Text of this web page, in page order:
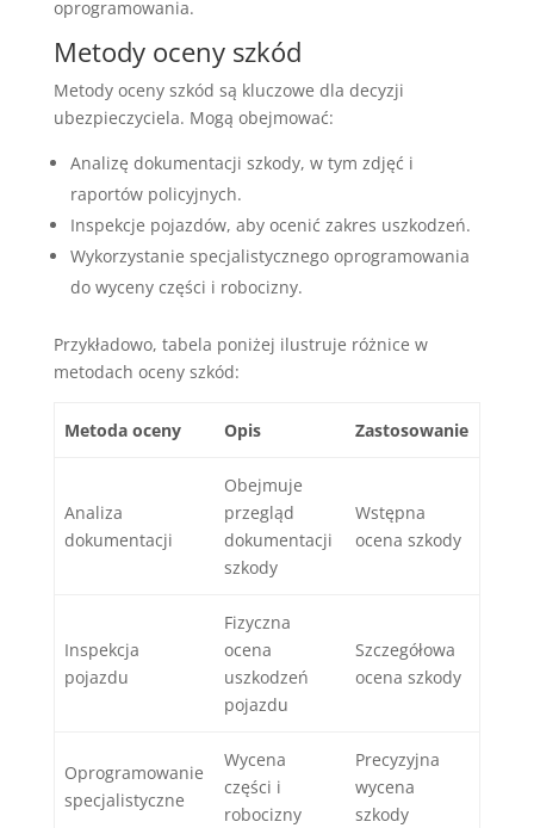
oprogramowania.
Metody oceny szkód
Metody oceny szkód są kluczowe dla decyzji
ubezpieczyciela. Mogą obejmować:
Analizę dokumentacji szkody, w tym zdjęć i
raportów policyjnych.
Inspekcje pojazdów, aby ocenić zakres uszkodzeń.
Wykorzystanie specjalistycznego oprogramowania
do wyceny części i robocizny.
Przykładowo, tabela poniżej ilustruje różnice w
metodach oceny szkód:
Metoda oceny Opis Zastosowanie
Analiza
dokumentacji
Obejmuje
przegląd
dokumentacji
szkody
Wstępna
ocena szkody
Inspekcja
pojazdu
Fizyczna
ocena
uszkodzeń
pojazdu
Szczegółowa
ocena szkody
Oprogramowanie
specjalistyczne
Wycena
części i
robocizny
Precyzyjna
wycena
szkody